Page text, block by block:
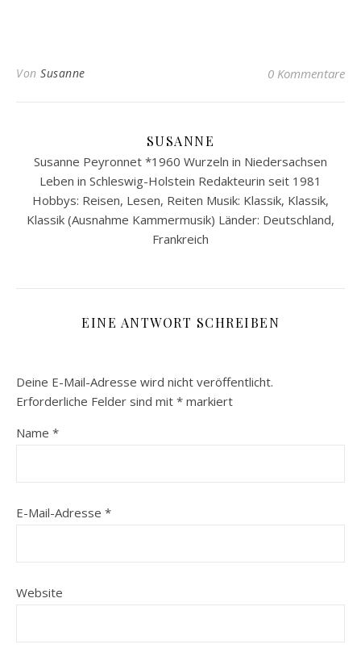
Von Susanne 0 Kommentare
SUSANNE
Susanne Peyronnet *1960 Wurzeln in Niedersachsen
Leben in Schleswig-Holstein Redakteurin seit 1981
Hobbys: Reisen, Lesen, Reiten Musik: Klassik, Klassik,
Klassik (Ausnahme Kammermusik) Länder: Deutschland,
Frankreich
EINE ANTWORT SCHREIBEN
Deine E-Mail-Adresse wird nicht veröffentlicht.
Erforderliche Felder sind mit * markiert
Name *
E-Mail-Adresse *
Website